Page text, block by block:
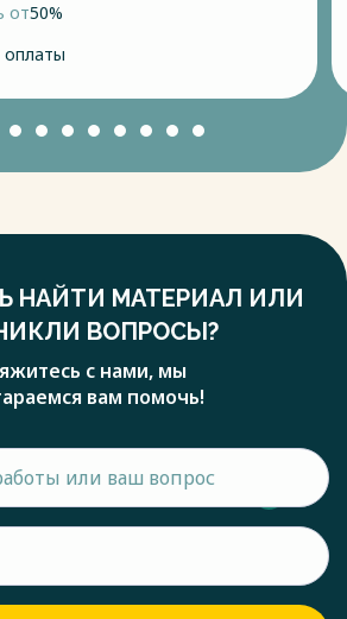
от50%
оплаты
НАЙТИ МАТЕРИАЛ ИЛИ
ВОПРОСЫ?
с нами, мы
вам помочь!